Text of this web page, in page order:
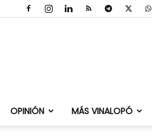
OPINIÓN MÁS VINALOPÓ